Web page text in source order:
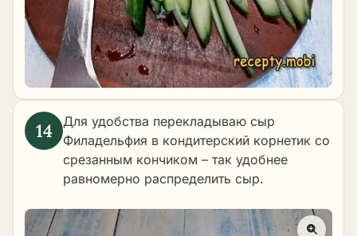
Для удобства перекладываю сыр
Филадельфия в кондитерский корнетик со
срезанным кончиком – так удобнее
равномерно распределить сыр.